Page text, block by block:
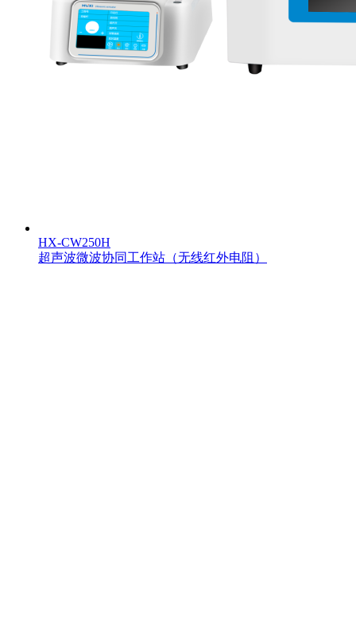
HX-CW250H
超声波微波协同工作站（无线红外电阻）